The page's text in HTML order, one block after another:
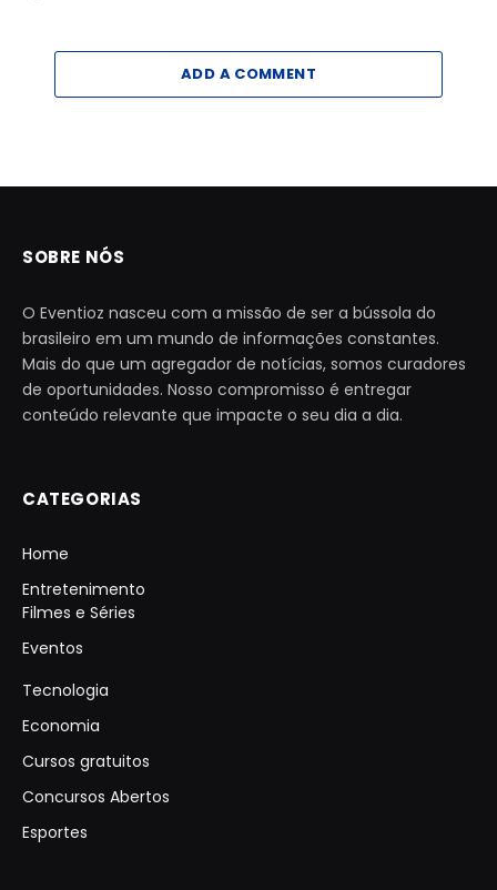
ADD A COMMENT
SOBRE NÓS
O Eventioz nasceu com a missão de ser a bússola do
brasileiro em um mundo de informações constantes.
Mais do que um agregador de notícias, somos curadores
de oportunidades. Nosso compromisso é entregar
conteúdo relevante que impacte o seu dia a dia.
CATEGORIAS
Home
Entretenimento
Filmes e Séries
Eventos
Tecnologia
Economia
Cursos gratuitos
Concursos Abertos
Esportes